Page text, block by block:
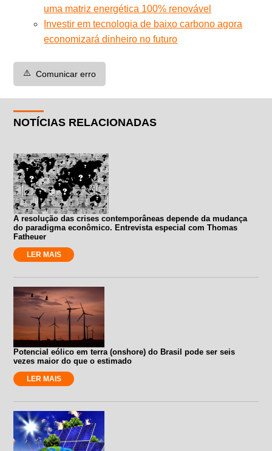
uma matriz energética 100% renovável
Investir em tecnologia de baixo carbono agora
economizará dinheiro no futuro
⚠️ Comunicar erro
NOTÍCIAS RELACIONADAS
A resolução das crises contemporâneas depende da mudança
do paradigma econômico. Entrevista especial com Thomas
Fatheuer
LER MAIS
Potencial eólico em terra (onshore) do Brasil pode ser seis
vezes maior do que o estimado
LER MAIS